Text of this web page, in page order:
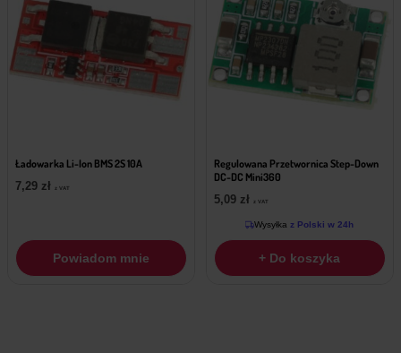
Ładowarka Li-Ion BMS 2S 10A
7,29 zł z VAT
Powiadom mnie
Regulowana Przetwornica Step-Down
DC-DC Mini360
5,09 zł z VAT
Wysyłka z Polski w 24h
+ Do koszyka